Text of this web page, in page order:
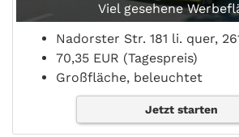
Viel gesehene
Nadorster Str. 181 li. quer,
70,35 EUR (Tagespreis)
Großfläche, beleuchtet
Jetzt starten